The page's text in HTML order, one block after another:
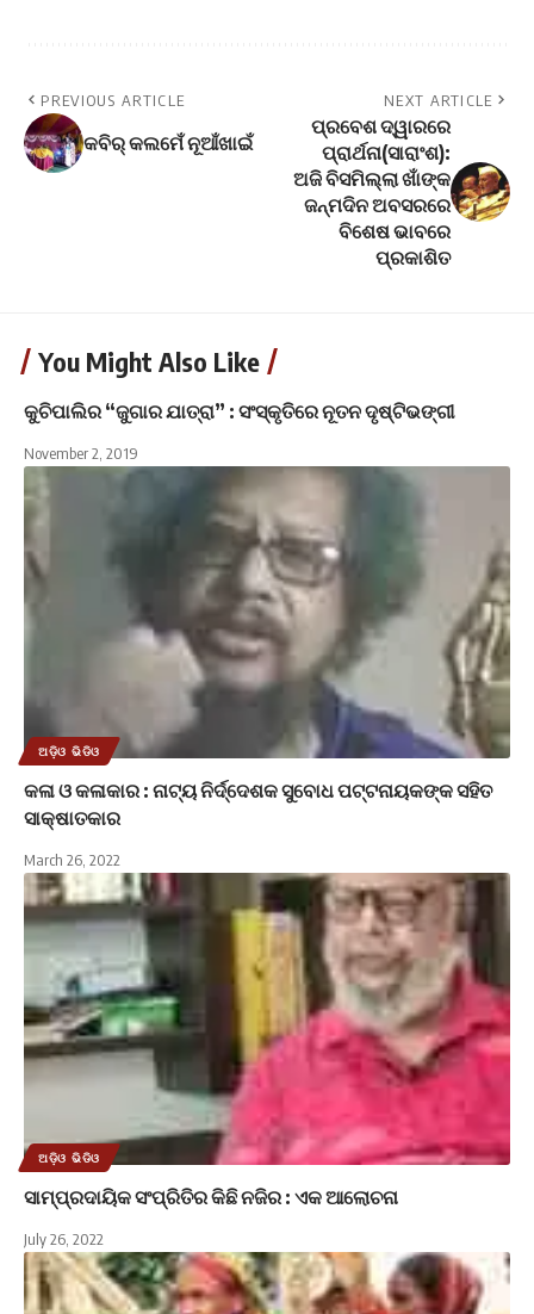
PREVIOUS ARTICLE
କବିର୍ କଲମେଁ ନୂଆଁଖାଇଁ
NEXT ARTICLE
ପ୍ରବେଶ ଦ୍ୱାରରେ
ପ୍ରାର୍ଥନା(ସାରାଂଶ):
ଅଜି ବିସମିଲ୍ଲା ଖାଁଙ୍କ
ଜନ୍ମଦିନ ଅବସରରେ
ବିଶେଷ ଭାବରେ
ପ୍ରକାଶିତ
You Might Also Like
କୁଚିପାଲିର “ଜୁଗାର ଯାତ୍ରା” : ସଂସ୍କୃତିରେ ନୂତନ ଦୃଷ୍ଟିଭଙ୍ଗୀ
November 2, 2019
ଅଡ଼ିଓ ଭିଡିଓ
କଳା ଓ କଳାକାର : ନାଟ୍ୟ ନିର୍ଦ୍ଦେଶକ ସୁବୋଧ ପଟ୍ଟନାୟକଙ୍କ ସହିତ
ସାକ୍ଷାତକାର
March 26, 2022
ଅଡ଼ିଓ ଭିଡିଓ
ସାମ୍ପ୍ରଦାୟିକ ସଂପ୍ରିତିର କିଛି ନଜିର : ଏକ ଆଲୋଚନା
July 26, 2022